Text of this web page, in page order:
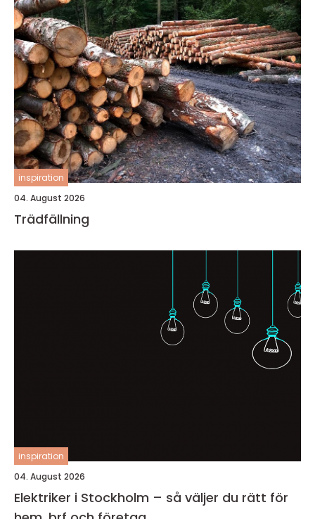
inspiration
04. August 2026
Trädfällning
inspiration
04. August 2026
Elektriker i Stockholm – så väljer du rätt för